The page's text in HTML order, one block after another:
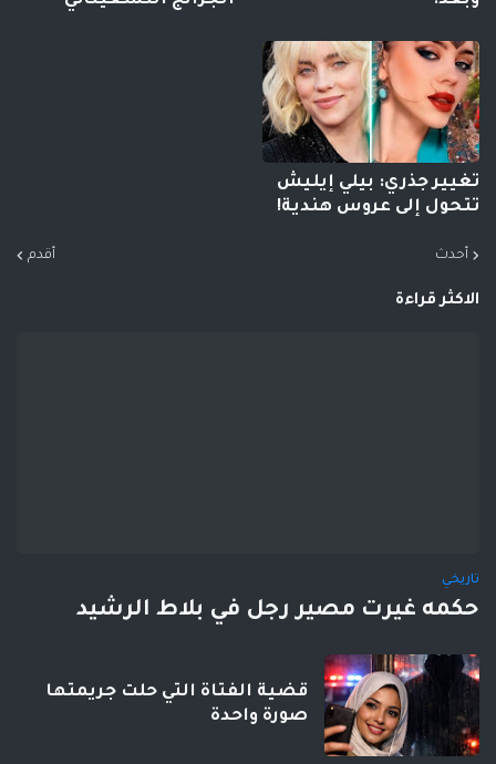
تغيير جذري: بيلي إيليش
تتحول إلى عروس هندية!
أحدث أقدم
الاكثر قراءة
تاريخي
حكمه غيرت مصير رجل في بلاط الرشيد
قضية الفتاة التي حلت جريمتها
صورة واحدة